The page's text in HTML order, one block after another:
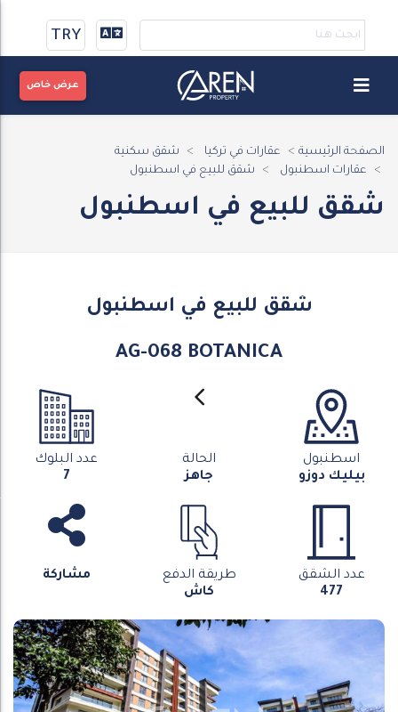
TRY
عرض خاص
الصفحة الرئيسية عقارات في تركيا
شقق سكنية
عقارات اسطنبول
شقق للبيع في اسطنبول
شقق للبيع في اسطنبول
شقق للبيع في اسطنبول
AG-068 BOTANICA
اسطنبول
بيليك دوزو
الحالة
جاهز
عدد البلوك
7
عدد الشقق
477
طريقة الدفع
كاش
مشاركة